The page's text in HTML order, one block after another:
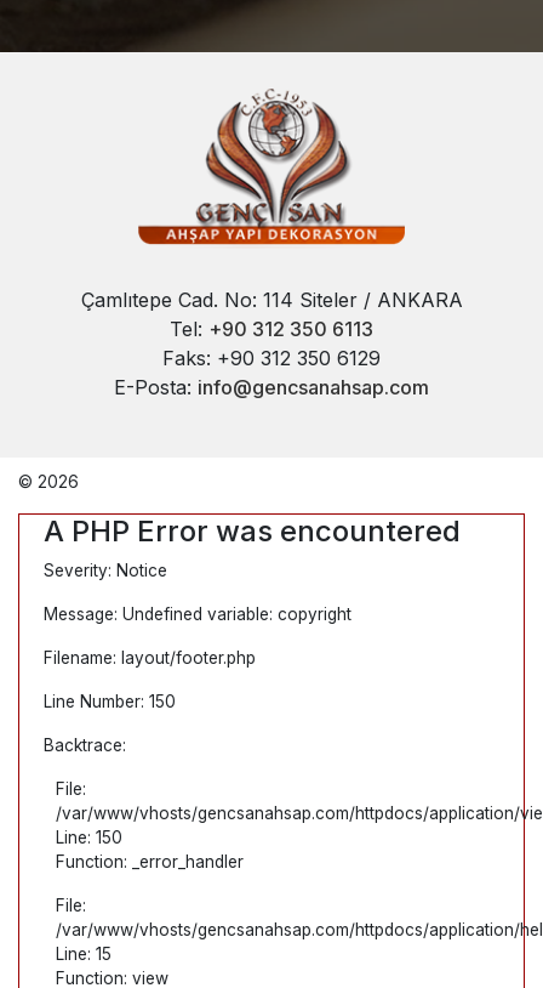
Çamlıtepe Cad. No: 114 Siteler / ANKARA
Tel: +90 312 350 6113
Faks: +90 312 350 6129
E-Posta: info@gencsanahsap.com
© 2026
A PHP Error was encountered
Severity: Notice
Message: Undefined variable: copyright
Filename: layout/footer.php
Line Number: 150
Backtrace:
File:
/var/www/vhosts/gencsanahsap.com/httpdocs/application/
Line: 150
Function: _error_handler
File:
/var/www/vhosts/gencsanahsap.com/httpdocs/application/
Line: 15
Function: view